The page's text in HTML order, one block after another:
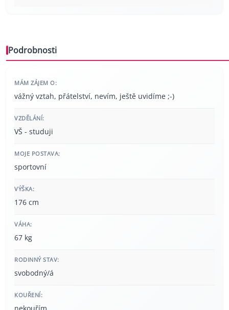
Podrobnosti
MÁM ZÁJEM O:
vážný vztah, přátelství, nevím, ještě uvidíme ;-)
VZDĚLÁNÍ:
VŠ - studuji
MOJE POSTAVA:
sportovní
VÝŠKA:
176 cm
VÁHA:
67 kg
RODINNÝ STAV:
svobodný/á
KOUŘENÍ: